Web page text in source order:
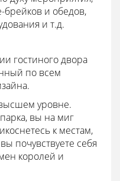
брейков и обедов,
и т.д.
гостиного двора
по всем
уровне.
вы на миг
к местам,
почувствуете себя
королей и